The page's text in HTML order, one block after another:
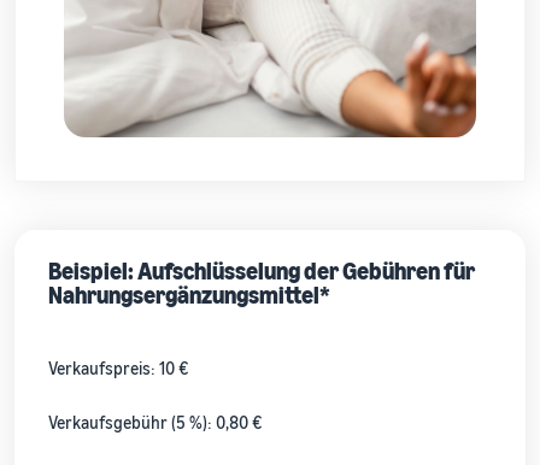
Beispiel: Aufschlüsselung der Gebühren für
Nahrungsergänzungsmittel*
Verkaufspreis: 10 €
Verkaufsgebühr (5 %): 0,80 €